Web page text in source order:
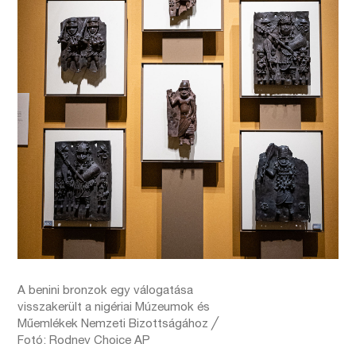
A benini bronzok egy válogatása
visszakerült a nigériai Múzeumok és
Műemlékek Nemzeti Bizottságához ╱
Fotó: Rodney Choice AP